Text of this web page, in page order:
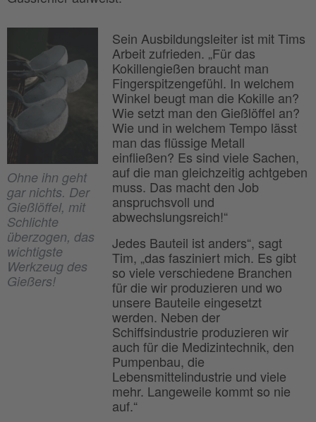
Ohne ihn geht
gar nichts. Der
Gießlöffel, mit
Schlichte
überzogen, das
wichtigste
Werkzeug des
Gießers!
Sein Ausbildungsleiter ist mit Tims
Arbeit zufrieden. „Für das
Kokillengießen braucht man
Fingerspitzengefühl. In welchem
Winkel beugt man die Kokille an?
Wie setzt man den Gießlöffel an?
Wie und in welchem Tempo lässt
man das flüssige Metall
einfließen? Es sind viele Sachen,
auf die man gleichzeitig achtgeben
muss. Das macht den Job
anspruchsvoll und
abwechslungsreich!“
Jedes Bauteil ist anders“, sagt
Tim, „das fasziniert mich. Es gibt
so viele verschiedene Branchen
für die wir produzieren und wo
unsere Bauteile eingesetzt
werden. Neben der
Schiffsindustrie produzieren wir
auch für die Medizintechnik, den
Pumpenbau, die
Lebensmittelindustrie und viele
mehr. Langeweile kommt so nie
auf.“